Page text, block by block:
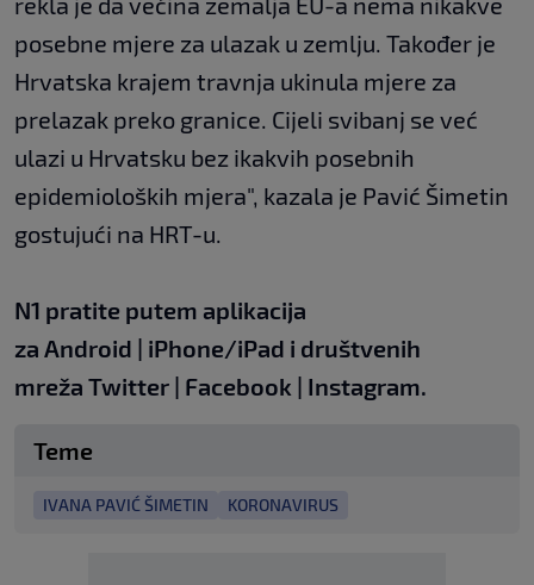
posebne mjere za ulazak u zemlju. Također je
Hrvatska krajem travnja ukinula mjere za
prelazak preko granice. Cijeli svibanj se već
ulazi u Hrvatsku bez ikakvih posebnih
epidemioloških mjera", kazala je Pavić Šimetin
gostujući na HRT-u.
N1 pratite putem aplikacija
za Android | iPhone/iPad i društvenih
mreža Twitter | Facebook | Instagram.
Teme
IVANA PAVIĆ ŠIMETIN KORONAVIRUS